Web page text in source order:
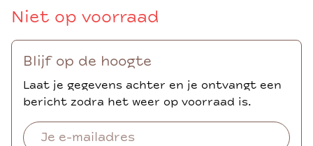
Niet op voorraad
Blijf op de hoogte
Laat je gegevens achter en je ontvangt een
bericht zodra het weer op voorraad is.